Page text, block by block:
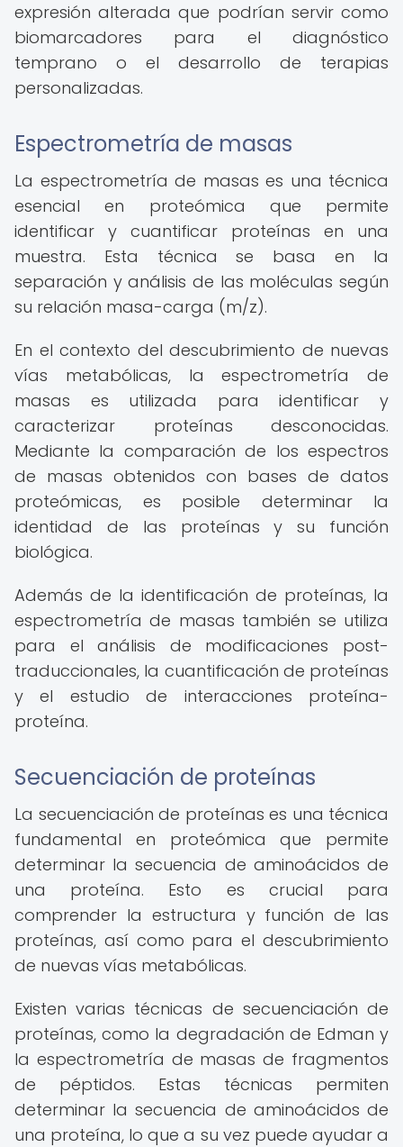
expresión alterada que podrían servir como
biomarcadores para el diagnóstico
temprano o el desarrollo de terapias
personalizadas.
Espectrometría de masas
La espectrometría de masas es una técnica
esencial en proteómica que permite
identificar y cuantificar proteínas en una
muestra. Esta técnica se basa en la
separación y análisis de las moléculas según
su relación masa-carga (m/z).
En el contexto del descubrimiento de nuevas
vías metabólicas, la espectrometría de
masas es utilizada para identificar y
caracterizar proteínas desconocidas.
Mediante la comparación de los espectros
de masas obtenidos con bases de datos
proteómicas, es posible determinar la
identidad de las proteínas y su función
biológica.
Además de la identificación de proteínas, la
espectrometría de masas también se utiliza
para el análisis de modificaciones post-
traduccionales, la cuantificación de proteínas
y el estudio de interacciones proteína-
proteína.
Secuenciación de proteínas
La secuenciación de proteínas es una técnica
fundamental en proteómica que permite
determinar la secuencia de aminoácidos de
una proteína. Esto es crucial para
comprender la estructura y función de las
proteínas, así como para el descubrimiento
de nuevas vías metabólicas.
Existen varias técnicas de secuenciación de
proteínas, como la degradación de Edman y
la espectrometría de masas de fragmentos
de péptidos. Estas técnicas permiten
determinar la secuencia de aminoácidos de
una proteína, lo que a su vez puede ayudar a